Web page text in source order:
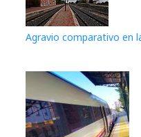
Agravio comparativo en